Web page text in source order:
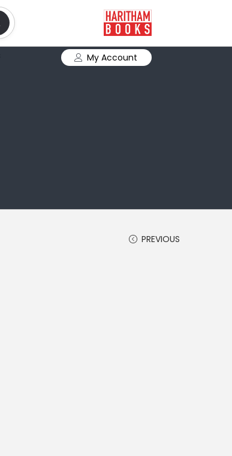
My Account
PREVIOUS